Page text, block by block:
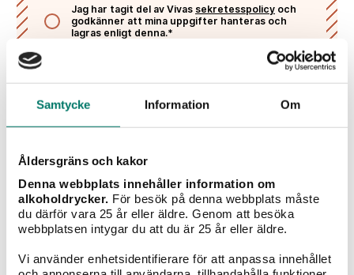
Samtycke Information Om
Åldersgräns och kakor
Denna webbplats innehåller information om
alkoholdrycker. För besök på denna webbplats måste
du därför vara 25 år eller äldre. Genom att besöka
webbplatsen intygar du att du är 25 år eller äldre.
Vi använder enhetsidentifierare för att anpassa innehållet
Jag har tagit del av Vivas sekretesspolicy och
godkänner att mina uppgifter hanteras och
lagras enligt denna.*
Liknande viner